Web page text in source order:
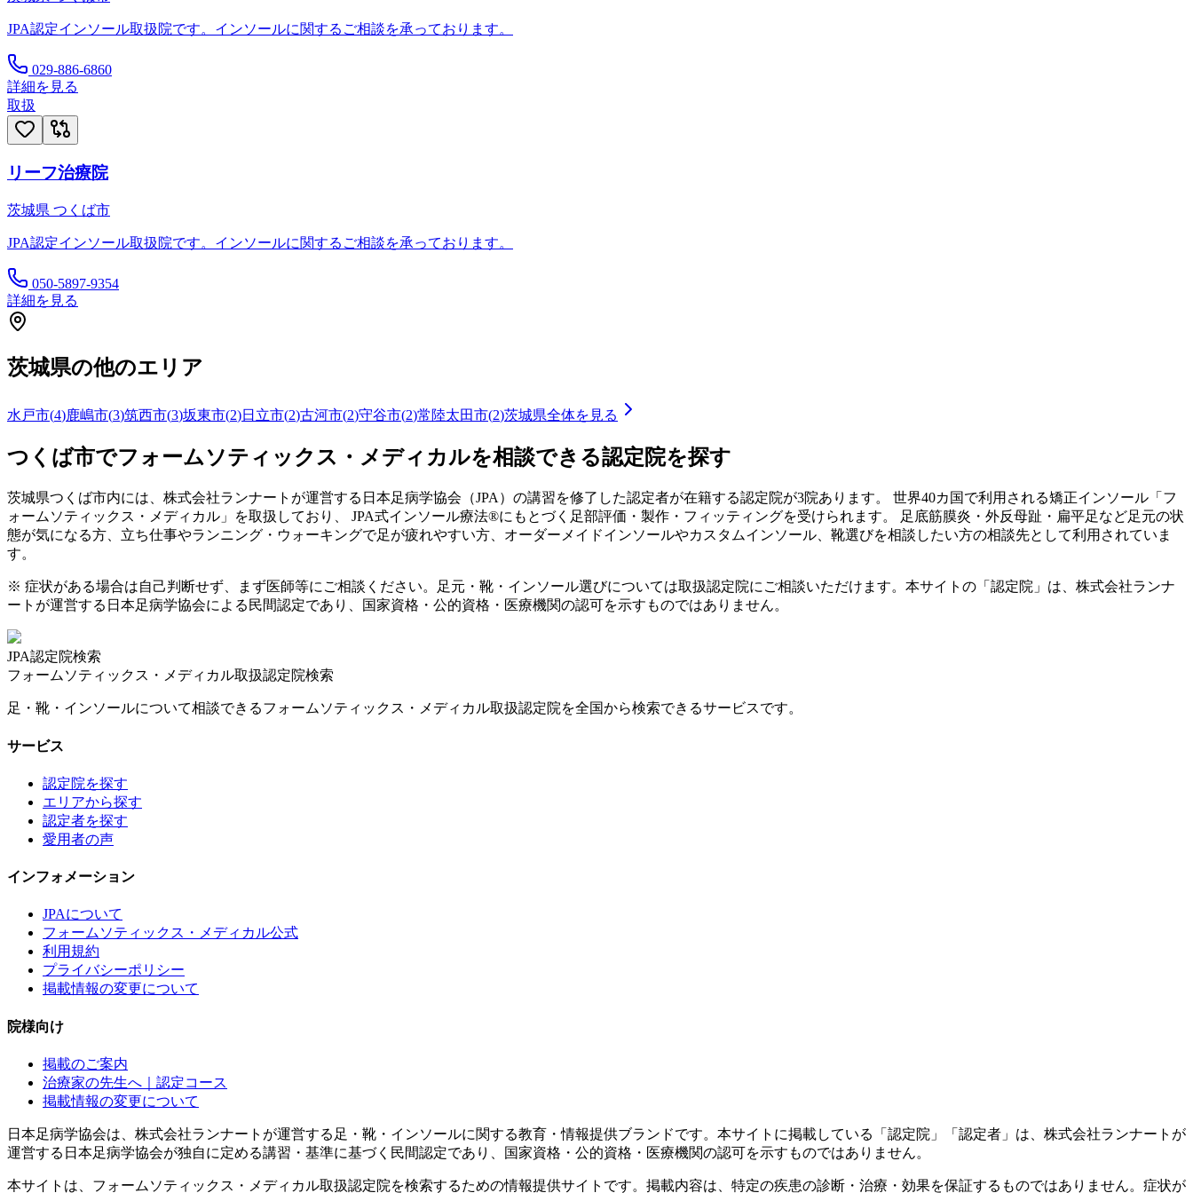
JPA認定インソール取扱院です。インソールに関するご相談を承っております。
029-886-6860
詳細を見る
取扱
リーフ治療院
茨城県 つくば市
JPA認定インソール取扱院です。インソールに関するご相談を承っております。
050-5897-9354
詳細を見る
茨城県の他のエリア
水戸市(4)鹿嶋市(3)筑西市(3)坂東市(2)日立市(2)古河市(2)守谷市(2)常陸太田市(2)茨城県全体を見る
つくば市でフォームソティックス・メディカルを相談できる認定院を探す
茨城県つくば市内には、株式会社ランナートが運営する日本足病学協会（JPA）の講習を修了した認定者が在籍する認定院が3院あります。 世界40カ国で利用される矯正インソール「フ
ォームソティックス・メディカル」を取扱しており、 JPA式インソール療法®にもとづく足部評価・製作・フィッティングを受けられます。 足底筋膜炎・外反母趾・扁平足など足元の状
態が気になる方、立ち仕事やランニング・ウォーキングで足が疲れやすい方、オーダーメイドインソールやカスタムインソール、靴選びを相談したい方の相談先として利用されていま
す。
※ 症状がある場合は自己判断せず、まず医師等にご相談ください。足元・靴・インソール選びについては取扱認定院にご相談いただけます。本サイトの「認定院」は、株式会社ランナ
ートが運営する日本足病学協会による民間認定であり、国家資格・公的資格・医療機関の認可を示すものではありません。
JPA認定院検索
フォームソティックス・メディカル取扱認定院検索
足・靴・インソールについて相談できるフォームソティックス・メディカル取扱認定院を全国から検索できるサービスです。
サービス
認定院を探す
エリアから探す
認定者を探す
愛用者の声
インフォメーション
JPAについて
フォームソティックス・メディカル公式
利用規約
プライバシーポリシー
掲載情報の変更について
院様向け
掲載のご案内
治療家の先生へ｜認定コース
掲載情報の変更について
日本足病学協会は、株式会社ランナートが運営する足・靴・インソールに関する教育・情報提供ブランドです。本サイトに掲載している「認定院」「認定者」は、株式会社ランナートが
運営する日本足病学協会が独自に定める講習・基準に基づく民間認定であり、国家資格・公的資格・医療機関の認可を示すものではありません。
本サイトは、フォームソティックス・メディカル取扱認定院を検索するための情報提供サイトです。掲載内容は、特定の疾患の診断・治療・効果を保証するものではありません。症状が